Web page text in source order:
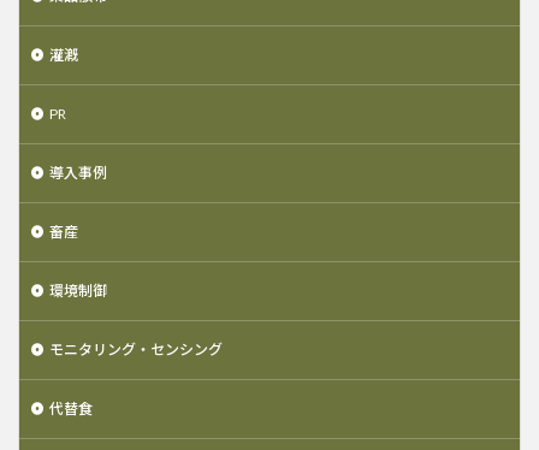
灌漑
PR
導入事例
畜産
環境制御
モニタリング・センシング
代替食